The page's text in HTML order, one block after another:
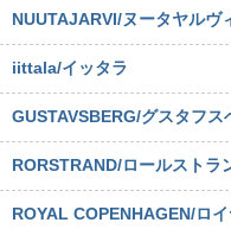
NUUTAJARVI/ヌータヤルヴ
iittala/イッタラ
GUSTAVSBERG/グスタフス
RORSTRAND/ロールストラ
ROYAL COPENHAGEN/ロ